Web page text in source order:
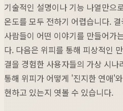
기술적인 설명이나 기능 나열만으
온도를 모두 전하기 어렵습니다.
사람들이 어떤 이야기를 만들어가
다. 다음은 위피를 통해 피상적인
결을 경험한 사용자들의 가상 시
통해 위피가 어떻게 '진지한 연애'
현하고 있는지 엿볼 수 있습니다.